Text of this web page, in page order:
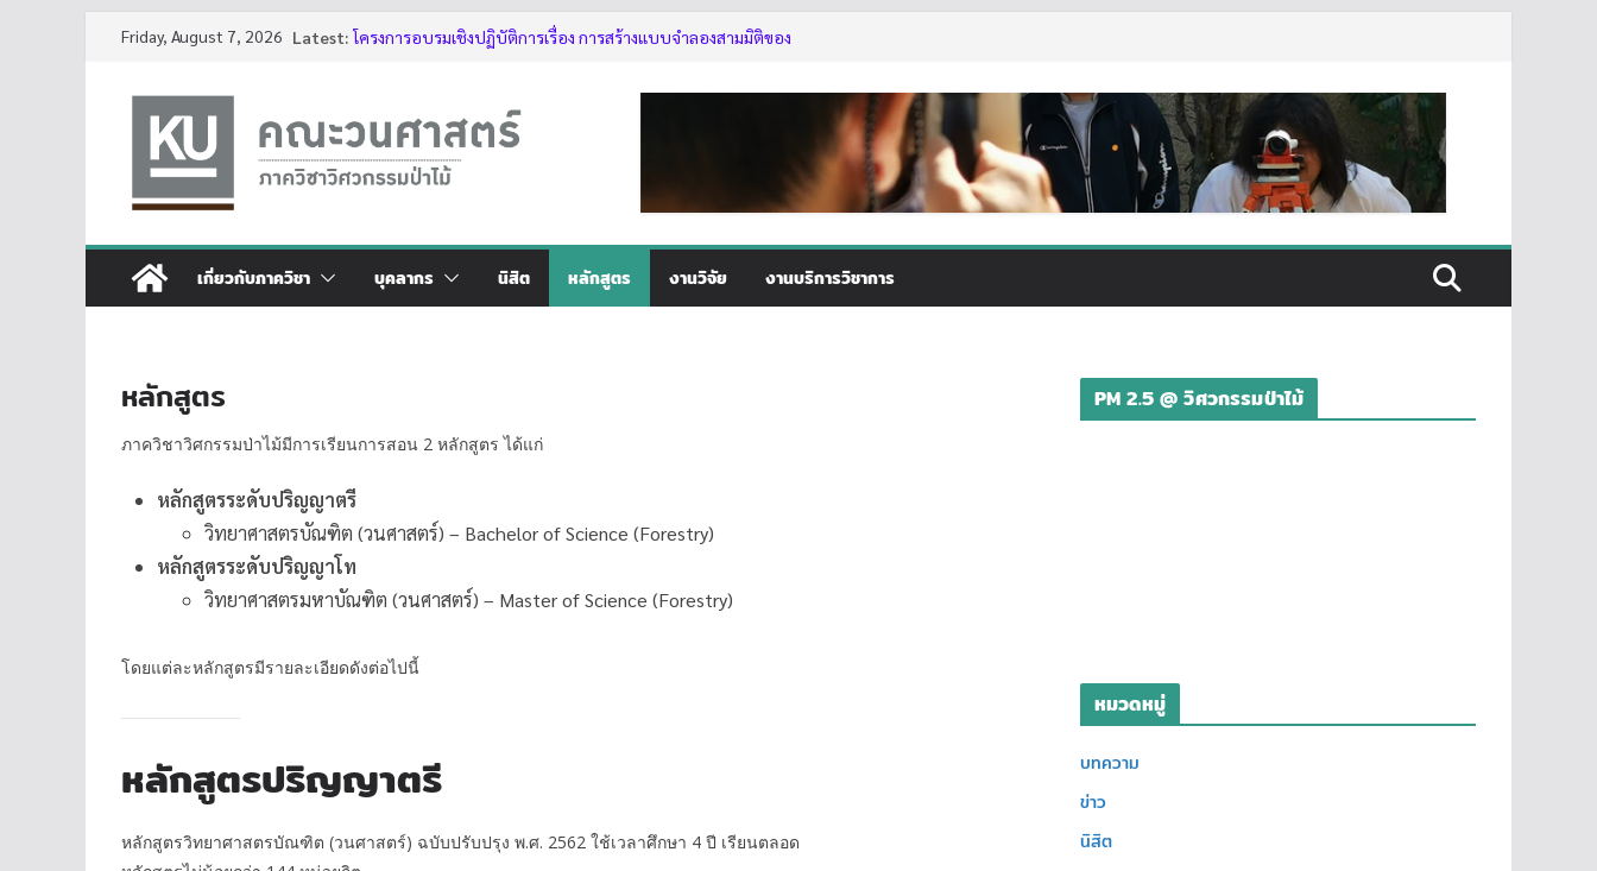
content
Friday, August 7, 2026 Latest: โครงการอบรมเชิงปฏิบัติการเรื่อง การสร้างแบบจำลองสามมิติของ
กิจกรรมนิสิต ปีการศึกษา 2569
ทุนสนับสนุนโครงงานนิสิตผ่านอาจารย์ที่ปรึกษา
บรรยากาศการอบรมเชิงปฏิบัติการเรื่อง การสร้างแบบจำลองสามมิติ
เกี่ยวกับภาควิชา บุคลากร นิสิต หลักสูตร งานวิจัย งานบริการวิชาการ
หลักสูตร
ภาควิชาวิศกรรมป่าไม้มีการเรียนการสอน 2 หลักสูตร ได้แก่
หลักสูตรระดับปริญญาตรี
วิทยาศาสตรบัณฑิต (วนศาสตร์) – Bachelor of Science (Forestry)
หลักสูตรระดับปริญญาโท
วิทยาศาสตรมหาบัณฑิต (วนศาสตร์) – Master of Science (Forestry)
โดยแต่ละหลักสูตรมีรายละเอียดดังต่อไปนี้
หลักสูตรปริญญาตรี
หลักสูตรวิทยาศาสตรบัณฑิต (วนศาสตร์) ฉบับปรับปรุง พ.ศ. 2562 ใช้เวลาศึกษา 4 ปี เรียนตลอด
PM 2.5 @ วิศวกรรมป่าไม้
หมวดหมู่
บทความ
ข่าว
นิสิต